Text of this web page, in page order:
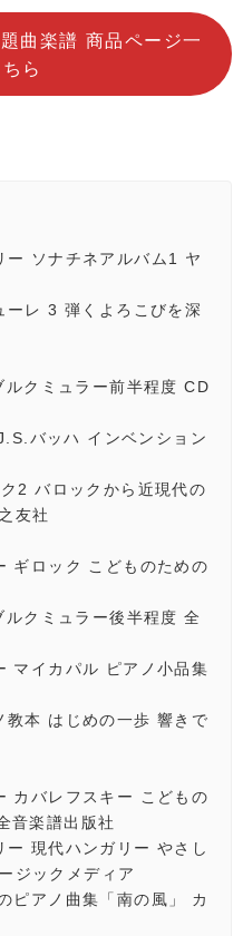
曲楽譜 商品ページ一
ら
ー ソナチネアルバム1 ヤ
ーレ 3 弾くよろこびを深
クミュラー前半程度 CD
バッハ インベンション
2 バロックから近現代の
友社
ギロック こどものための
クミュラー後半程度 全
マイカパル ピアノ小品集
教本 はじめの一歩 響きで
カバレフスキー こどもの
音楽譜出版社
ー 現代ハンガリー やさし
ジックメディア
ピアノ曲集「南の風」 カ